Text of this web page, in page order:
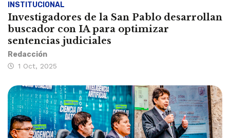
INSTITUCIONAL
Investigadores de la San Pablo desarrollan
buscador con IA para optimizar
sentencias judiciales
Redacción
1 Oct, 2025